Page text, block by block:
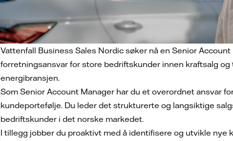
Vattenfall Business Sales Nordic søker nå en Senior
forretningsansvar for store bedriftskunder innen kraftsalg
energibransjen.
Som Senior Account Manager har du et overordnet ansvar
kundeportefølje. Du leder det strukturerte og langsiktige
bedriftskunder i det norske markedet.
I tillegg jobber du proaktivt med å identifisere og utvikle